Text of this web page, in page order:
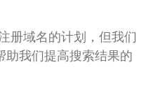
册域名的计划，但我们
助我们提高搜索结果的